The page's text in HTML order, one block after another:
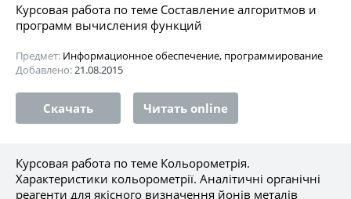
Курсовая работа по теме Составление алгоритмов и
программ вычисления функций
Предмет: Информационное обеспечение, программирование
Добавлено:21.08.2015
Скачать Читать online
Курсовая работа по теме Кольорометрія.
Характеристики кольорометрії. Аналітичні органічні
реагенти для якісного визначення йонів металів